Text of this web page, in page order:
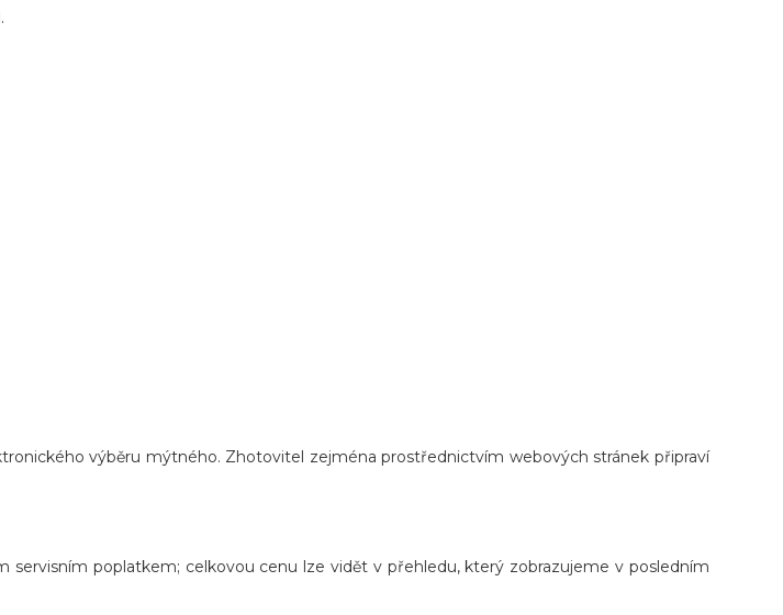
výběru mýtného. Zhotovitel zejména prostřednictvím webových stránek připraví
servisním poplatkem; celkovou cenu lze vidět v přehledu, který zobrazujeme v posledním